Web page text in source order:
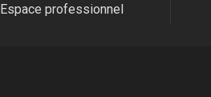
Espace professionnel